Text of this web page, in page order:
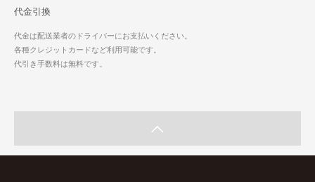
代金引換
代金は配送業者のドライバーにお支払いください。
各種クレジットカードなど利用可能です。
代引き手数料は無料です。